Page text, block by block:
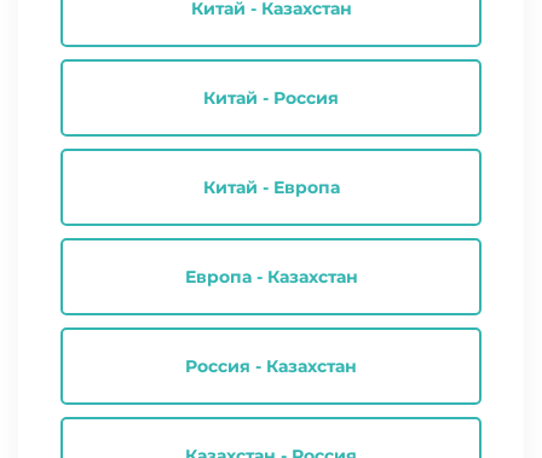
Китай - Казахстан
Китай - Россия
Китай - Европа
Европа - Казахстан
Россия - Казахстан